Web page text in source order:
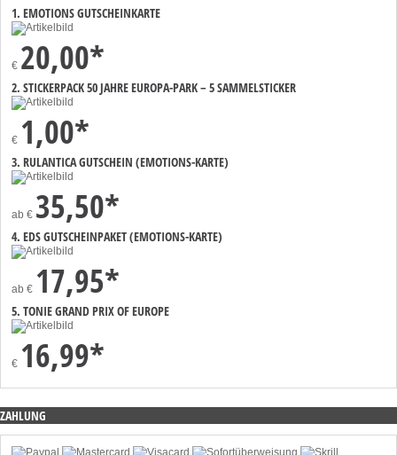
1. EMOTIONS GUTSCHEINKARTE
€ 20,00*
2. STICKERPACK 50 JAHRE EUROPA-PARK – 5 SAMMELSTICKER
€ 1,00*
3. RULANTICA GUTSCHEIN (EMOTIONS-KARTE)
ab € 35,50*
4. EDS GUTSCHEINPAKET (EMOTIONS-KARTE)
ab € 17,95*
5. TONIE GRAND PRIX OF EUROPE
€ 16,99*
ZAHLUNG